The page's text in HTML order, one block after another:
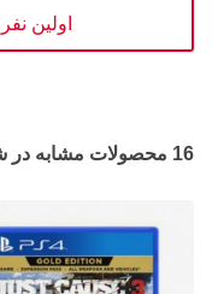
اولین
16 محصولات مشابه در شاخه های مختلف: